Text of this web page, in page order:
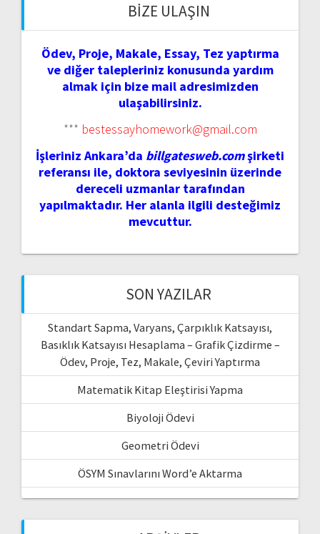
BIZE ULAŞIN
Ödev, Proje, Makale, Essay, Tez yaptırma
ve diğer talepleriniz konusunda yardım
almak için bize mail adresimizden
ulaşabilirsiniz.
*** bestessayhomework@gmail.com
İşleriniz Ankara’da billgatesweb.comşirketi
referansı ile, doktora seviyesinin üzerinde
dereceli uzmanlar tarafından
yapılmaktadır. Her alanla ilgili desteğimiz
mevcuttur.
SON YAZILAR
Standart Sapma, Varyans, Çarpıklık Katsayısı,
Basıklık Katsayısı Hesaplama – Grafik Çizdirme –
Ödev, Proje, Tez, Makale, Çeviri Yaptırma
Matematik Kitap Eleştirisi Yapma
Biyoloji Ödevi
Geometri Ödevi
ÖSYM Sınavlarını Word’e Aktarma